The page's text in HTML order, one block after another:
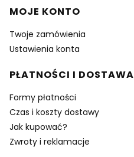
MOJE KONTO
Twoje zamówienia
Ustawienia konta
PŁATNOŚCI I DOSTAWA
Formy płatności
Czas i koszty dostawy
Jak kupować?
Zwroty i reklamacje